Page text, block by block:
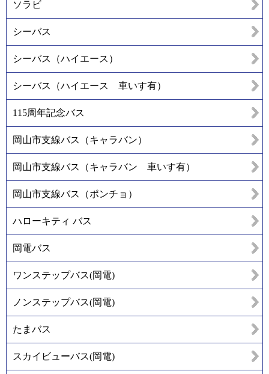
ソラビ
シーバス
シーバス（ハイエース）
シーバス（ハイエース 車いす有）
115周年記念バス
岡山市支線バス（キャラバン）
岡山市支線バス（キャラバン 車いす有）
岡山市支線バス（ポンチョ）
ハローキティ バス
岡電バス
ワンステップバス(岡電)
ノンステップバス(岡電)
たまバス
スカイビューバス(岡電)